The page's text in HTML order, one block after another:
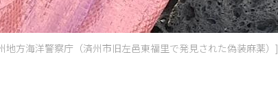
地方海洋警察庁（済州市旧左邑東福里で発見された偽装麻薬）]